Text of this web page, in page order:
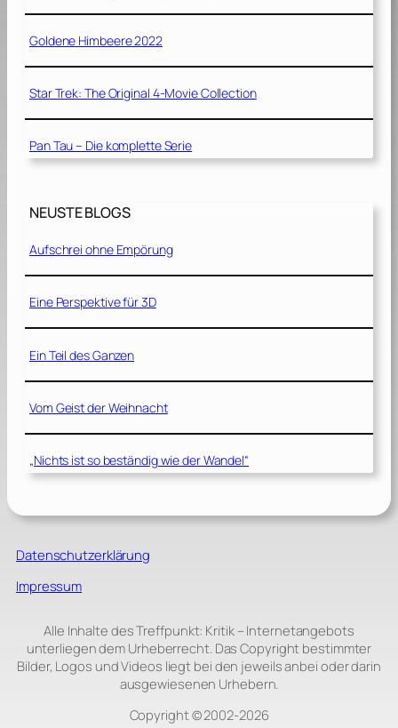
Goldene Himbeere 2022
Star Trek: The Original 4-Movie Collection
Pan Tau – Die komplette Serie
NEUSTE BLOGS
Aufschrei ohne Empörung
Eine Perspektive für 3D
Ein Teil des Ganzen
Vom Geist der Weihnacht
„Nichts ist so beständig wie der Wandel“
Datenschutzerklärung
Impressum
Alle Inhalte des Treffpunkt: Kritik – Internetangebots
unterliegen dem Urheberrecht. Das Copyright bestimmter
Bilder, Logos und Videos liegt bei den jeweils anbei oder darin
ausgewiesenen Urhebern.
Copyright © 2002‑2026